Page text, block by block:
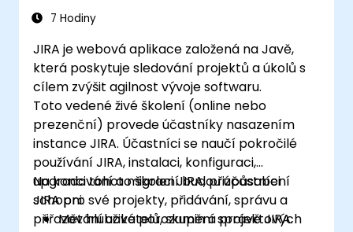
7 Hodiny
JIRA je webová aplikace založená na Javě,
která poskytuje sledování projektů a úkolů s
cílem zvýšit agilnost vývoje softwaru.
Toto vedené živé školení (online nebo
prezenční) provede účastníky nasazením
instance JIRA. Účastníci se naučí pokročilé
používání JIRA, instalaci, konfiguraci,
upgradování a migraci JIRA, přizpůsobení
JIRA pro své projekty, přidávání, správu a
přiřazování uživatelů, skupin a projektových
Na konci tohoto školení budou účastníci
schopni:
Mět hluboké porozumění správě JIRA.